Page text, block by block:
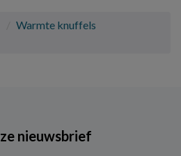
Warmte knuffels
nieuwsbrief